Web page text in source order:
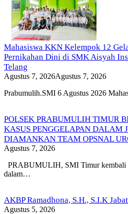
Mahasiswa KKN Kelempok 12
Pernikahan Dini di SMK Aisyah
Telang
Agustus 7, 2026Agustus 7, 2026
Prabumulih.SMI 6 Agustus 2026
POLSEK PRABUMULIH TIMUR
KASUS PENGGELAPAN DALAM
DIAMANKAN TEAM OPSNAL
Agustus 7, 2026
PRABUMULIH, SMI Timur kembali
dalam…
AKBP Ramadhona, S.H., S.I.K
Agustus 5, 2026